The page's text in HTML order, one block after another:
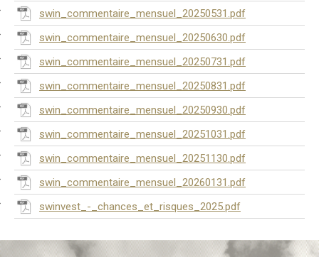
swin_commentaire_mensuel_20250531.pdf
swin_commentaire_mensuel_20250630.pdf
swin_commentaire_mensuel_20250731.pdf
swin_commentaire_mensuel_20250831.pdf
swin_commentaire_mensuel_20250930.pdf
swin_commentaire_mensuel_20251031.pdf
swin_commentaire_mensuel_20251130.pdf
swin_commentaire_mensuel_20260131.pdf
swinvest_-_chances_et_risques_2025.pdf